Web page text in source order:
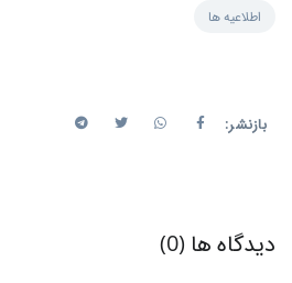
اطلاعیه ها
بازنشر:
دیدگاه ها (0)